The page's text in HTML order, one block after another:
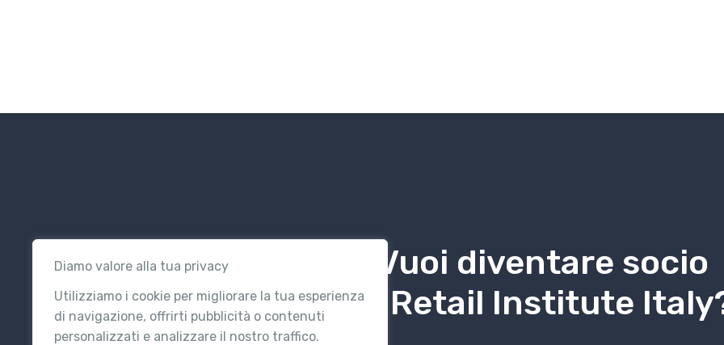
Diamo valore alla tua privacy
Utilizziamo i cookie per migliorare la tua esperienza
di navigazione, offrirti pubblicità o contenuti
personalizzati e analizzare il nostro traffico.
Vuoi diventare socio
di Retail Institute